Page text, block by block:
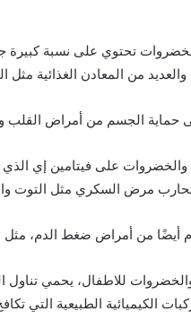
تحتوي على نسبة
من المعادن الغذائية مثل
حماية الجسم من أمراض القلب
والخضروات على فيتامين إي الذي
مرض السكري مثل التوت
أيضًا من أمراض ضغط الدم، مثل
والخضروات للاطفال، يحمي
الكيميائية الطبيعية التي